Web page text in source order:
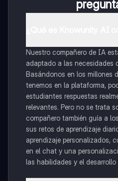
Nuestro compañero de IA
adaptado a las necesidades
Basándonos en los millones
tenemos en la plataforma,
estudiantes respuestas
relevantes. Pero no se trata
compañero también guía a
sus retos de aprendizaje
aprendizaje personalizados,
en el chat y una
las habilidades y el